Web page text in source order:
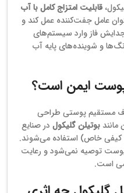
قابلیت امتزاج کامل با آب
عامل جفت‌کننده عمل کند و
جدایش فاز وارد سیستم‌های
و شوینده‌های پایه آب
پوست ایمن است؟
مستقیم پوستی طراحی
بوتیلن گلیکول در صنایع
کیفی خاص) استفاده می‌شوند.
پوست توصیه نمی‌شود و رعایت